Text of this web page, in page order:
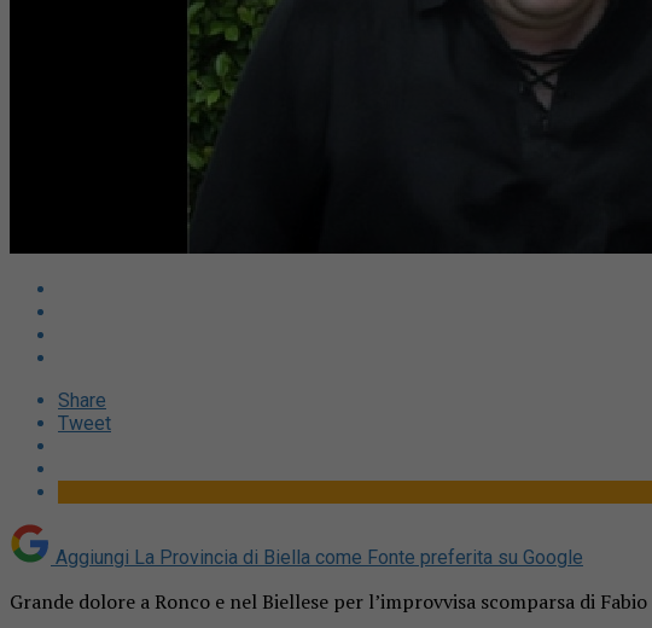
Share
Tweet
Aggiungi La Provincia di Biella come Fonte preferita su Google
Grande dolore a Ronco e nel Biellese per l’improvvisa scomparsa di